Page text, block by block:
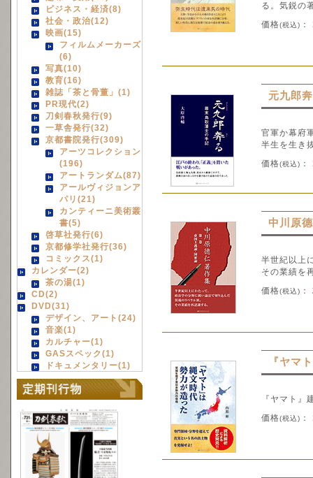
ビジネス・経済(8)
社会・政治(12)
映画(15)
フィルムメーカーズ
(6)
写真(10)
教育(16)
雑誌「茶と骨董」(1)
PR現代(2)
刀剣春秋発行(9)
一草舎発行(32)
京都書院発行(309)
アーツコレクション
(196)
アートランダム(87)
アールヴィジョンア
パリ(21)
カンティーニ美術叢
書(5)
啓草社発行(6)
京都修学社発行(36)
コミックス(1)
カレンダー(2)
茶の湯(1)
CD(2)
DVD(31)
デザイン、アート(24)
音楽(1)
カルチャー(1)
GASスペック(1)
ドキュメンタリー(1)
る。気鋭の
価格(税込) ：
元九郎
官軍か幕府
半生を生き
価格(税込) ：
中川原
半世紀以上
その業績を
価格(税込) ：
『ヤマ
『ヤマト』
価格(税込) ：